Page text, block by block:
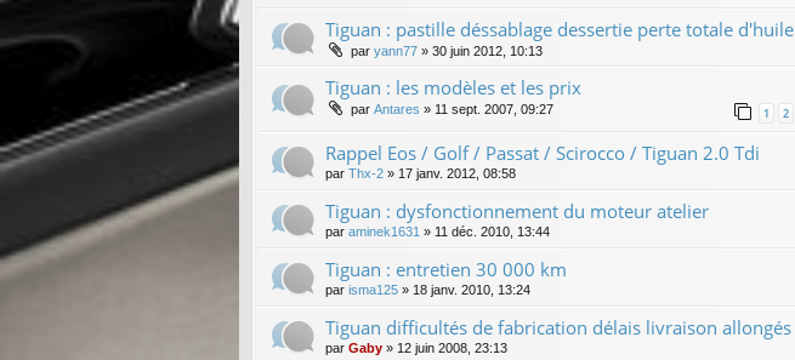
Tiguan : pastille déssablage dessertie perte totale d'huile
par yann77 » 30 juin 2012, 10:13
Tiguan : les modèles et les prix
par Antares » 11 sept. 2007, 09:27 1 2
Rappel Eos / Golf / Passat / Scirocco / Tiguan 2.0 Tdi
par Thx-2 » 17 janv. 2012, 08:58
Tiguan : dysfonctionnement du moteur atelier
par aminek1631 » 11 déc. 2010, 13:44
Tiguan : entretien 30 000 km
par isma125 » 18 janv. 2010, 13:24
Tiguan difficultés de fabrication délais livraison allongés
par Gaby » 12 juin 2008, 23:13